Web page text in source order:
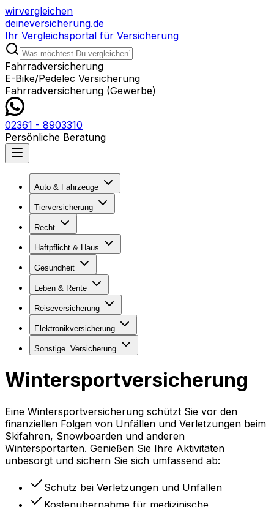
wirvergleichen
deineversicherung.de
Ihr Vergleichsportal für Versicherung
Fahrradversicherung
E-Bike/Pedelec Versicherung
Fahrradversicherung (Gewerbe)
02361 - 8903310
Persönliche Beratung
Auto & Fahrzeuge
Tierversicherung
Recht
Haftpflicht & Haus
Gesundheit
Leben & Rente
Reiseversicherung
Elektronikversicherung
Sonstige Versicherung
Wintersport­versicherung
Eine Wintersportversicherung schützt Sie vor den
finanziellen Folgen von Unfällen und Verletzungen beim
Skifahren, Snowboarden und anderen
Wintersportarten. Genießen Sie Ihre Aktivitäten
unbesorgt und sichern Sie sich umfassend ab:
Schutz bei Verletzungen und Unfällen
Kostenübernahme für medizinische